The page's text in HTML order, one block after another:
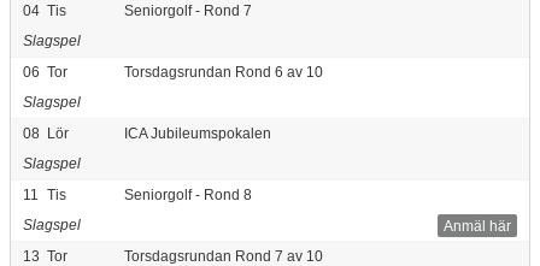
04 Tis
Seniorgolf - Rond 7
Slagspel
06 Tor
Torsdagsrundan Rond 6 av 10
Slagspel
08 Lör
ICA Jubileumspokalen
Slagspel
11
Tis
Seniorgolf - Rond 8
Anmäl här
Slagspel
13 Tor
Torsdagsrundan Rond 7 av 10